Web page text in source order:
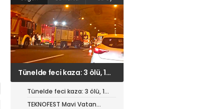
TEKNOFEST Mavi Vatan
öncesi toplantı yapıldı
Tünelde feci kaza: 3 ölü, 1
ağır yaralı
TEKNOFEST Mavi Vatan